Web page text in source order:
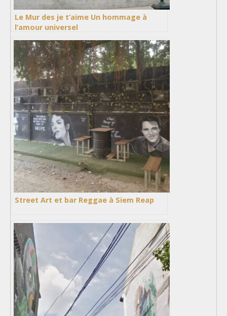
Le Mur des je t’aime Un hommage à
l’amour universel
Street Art et bar Reggae à Siem Reap